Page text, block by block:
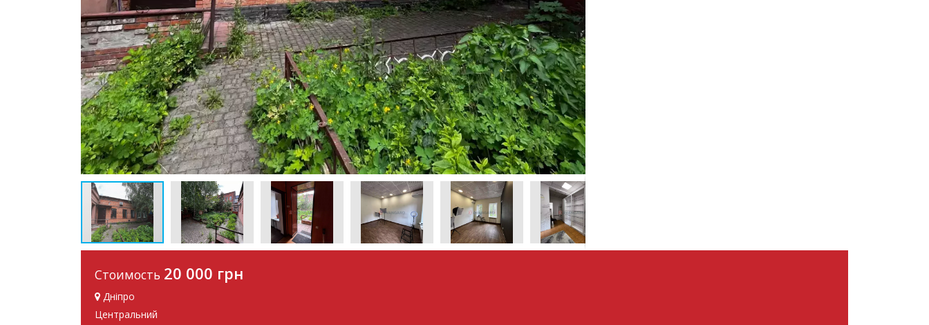
Стоимость 20 000 грн
Дніпро
Центральний